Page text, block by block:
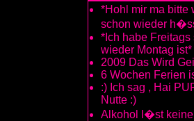
*Hohl mir ma bitte
schon wieder
*Ich habe Freitags
wieder Montag ist*
2009 Das Wird Geil
6 Wochen Ferien
:) Ich sag , Hai
Nutte :)
Alkohol l�st keine